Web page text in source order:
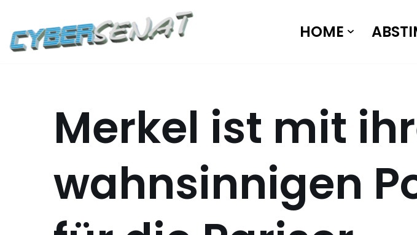
Zum
Inhalt
HOME
Merkel ist mit
wahnsinnigen